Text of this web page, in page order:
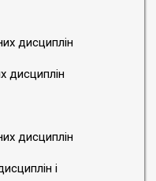
дисциплін
дисциплін
дисциплін
і